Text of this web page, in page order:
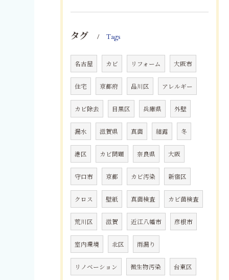
タグ Tags
名古屋 カビ リフォーム 大阪市
住宅 京都府 品川区 アレルギー
カビ除去 目黒区 兵庫県 外壁
漏水 滋賀県 真菌 結露 冬
港区 カビ問題 奈良県 大阪
守口市 京都 カビ汚染 新宿区
クロス 壁紙 真菌検査 カビ菌検査
荒川区 滋賀 近江八幡市 彦根市
室内環境 北区 雨漏り
リノベーション 微生物汚染 台東区